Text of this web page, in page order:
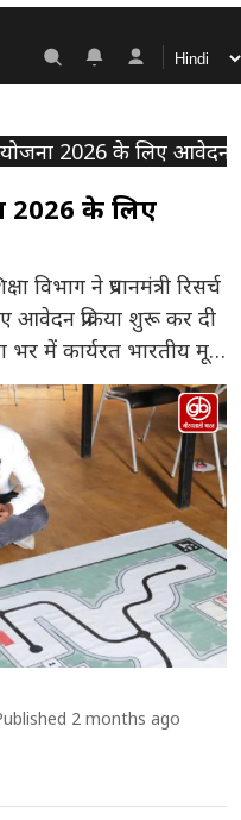
योजना 2026 के लिए
2026 के लिए
विभाग ने प्रधानमंत्री रिसर्च
प्रक्रिया शुरू कर दी
भर में कार्यरत भारतीय मूल
तकनीकी विशेषज्ञों और
अनुसंधान संस्थानों से
2 months ago